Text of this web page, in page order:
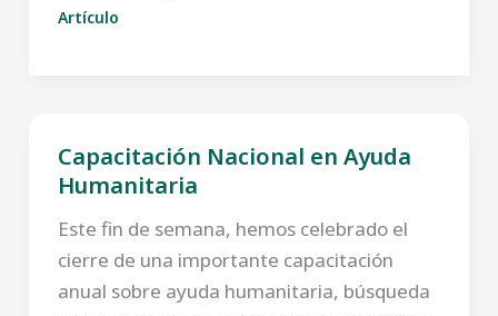
Artículo
Capacitación Nacional en Ayuda
Humanitaria
Este fin de semana, hemos celebrado el
cierre de una importante capacitación
anual sobre ayuda humanitaria, búsqueda